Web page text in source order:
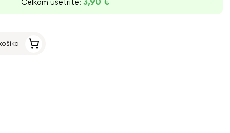
Celkom ušetríte: 3,90 €